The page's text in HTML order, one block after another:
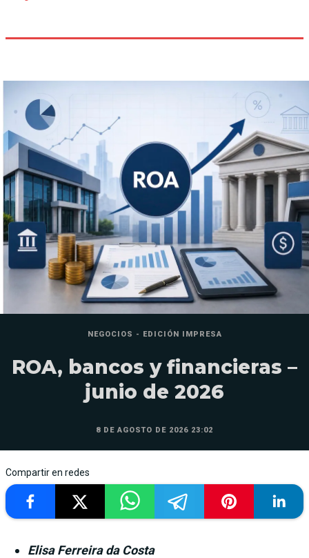
NEGOCIOS - EDICIÓN IMPRESA
ROA, bancos y financieras –
junio de 2026
8 DE AGOSTO DE 2026 23:02
Compartir en redes
Elisa Ferreira da Costa